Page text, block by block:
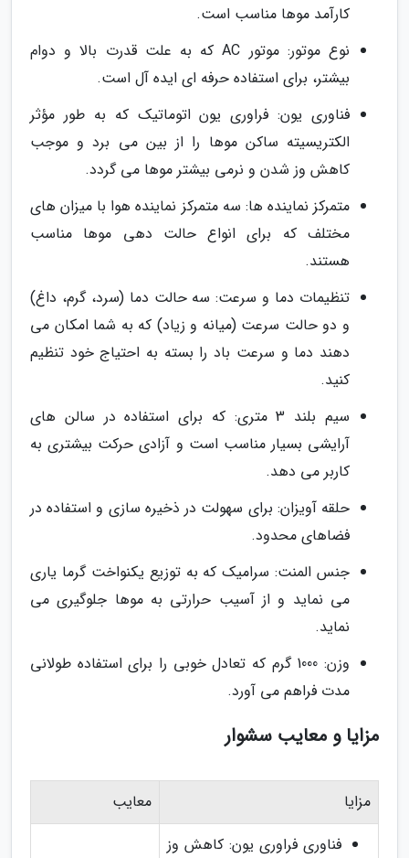
کارآمد موها مناسب است.
نوع موتور: موتور AC که به علت قدرت بالا و دوام
بیشتر، برای استفاده حرفه ای ایده آل است.
فناوری یون: فراوری یون اتوماتیک که به طور مؤثر
الکتریسیته ساکن موها را از بین می برد و موجب
کاهش وز شدن و نرمی بیشتر موها می گردد.
متمرکز نماینده ها: سه متمرکز نماینده هوا با میزان های
مختلف که برای انواع حالت دهی موها مناسب
هستند.
تنظیمات دما و سرعت: سه حالت دما (سرد، گرم، داغ)
و دو حالت سرعت (میانه و زیاد) که به شما امکان می
دهند دما و سرعت باد را بسته به احتیاج خود تنظیم
کنید.
سیم بلند 3 متری: که برای استفاده در سالن های
آرایشی بسیار مناسب است و آزادی حرکت بیشتری به
کاربر می دهد.
حلقه آویزان: برای سهولت در ذخیره سازی و استفاده در
فضاهای محدود.
جنس المنت: سرامیک که به توزیع یکنواخت گرما یاری
می نماید و از آسیب حرارتی به موها جلوگیری می
نماید.
وزن: 1000 گرم که تعادل خوبی را برای استفاده طولانی
مدت فراهم می آورد.
مزایا و معایب سشوار
مزایا
معایب
فناوری فراوری یون: کاهش وز